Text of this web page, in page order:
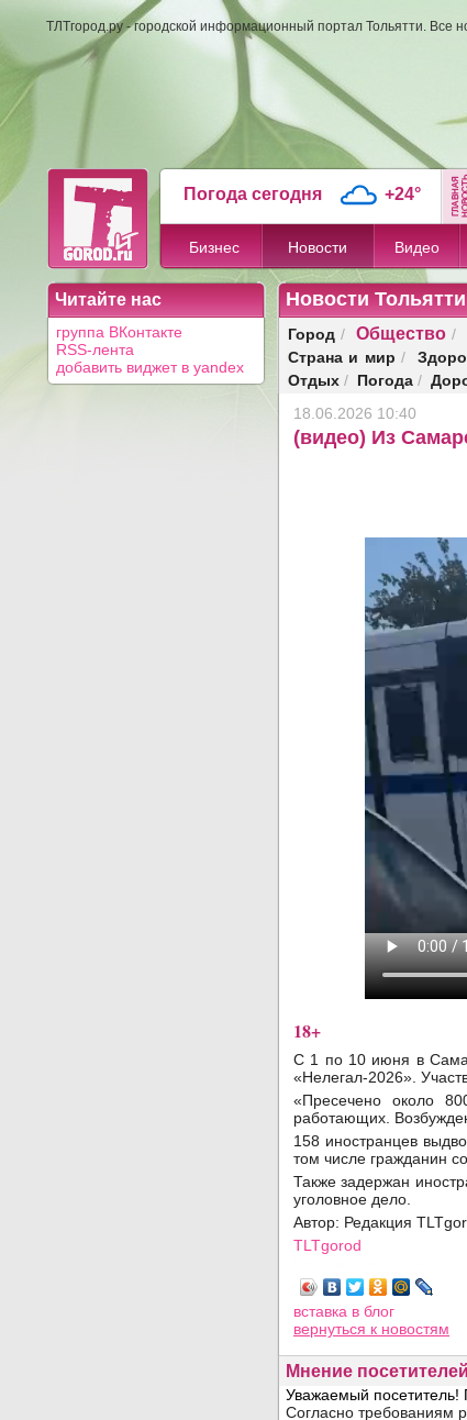
ТЛТгород.ру - городской информационный портал Тольятти. Все
Погода сегодня +24°
Бизнес Новости Видео
Читайте нас
группа ВКонтакте
RSS-лента
добавить виджет в yandex
Новости Тольятти
Город / Общество/
Страна и мир /
Отдых / Погода /
18.06.2026 10:40
(видео) Из
18+
С 1 по 10 июня в
«Нелегал-2026».
«Пресечено около
работающих.
158 иностранцев
том числе гражданин
Также задержан
уголовное дело.
Автор: Редакция
TLTgorod
вставка в блог
вернуться к новостям
Мнение